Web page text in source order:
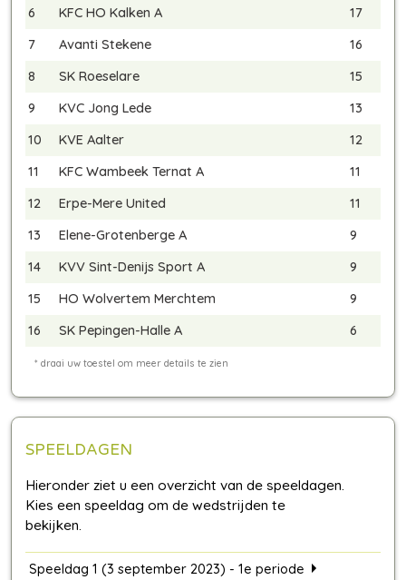
6
KFC HO Kalken A
17
7
Avanti Stekene
16
8
SK Roeselare
15
9
KVC Jong Lede
13
10
KVE Aalter
12
11
KFC Wambeek Ternat A
11
12
Erpe-Mere United
11
13
Elene-Grotenberge A
9
14
KVV Sint-Denijs Sport A
9
15
HO Wolvertem Merchtem
9
16
SK Pepingen-Halle A 6
SPEELDAGEN
Speeldag 1 (3 september 2023) - 1e periode